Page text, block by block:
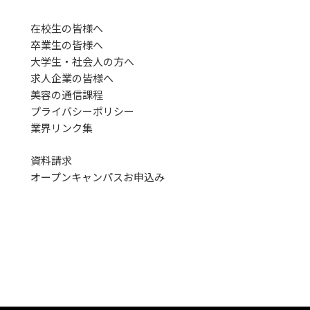
在校生の皆様へ
卒業生の皆様へ
大学生・社会人の方へ
求人企業の皆様へ
美容の通信課程
プライバシーポリシー
業界リンク集
資料請求
オープンキャンパスお申込み